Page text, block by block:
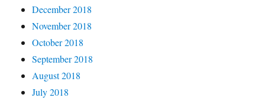
December 2018
November 2018
October 2018
September 2018
August 2018
July 2018